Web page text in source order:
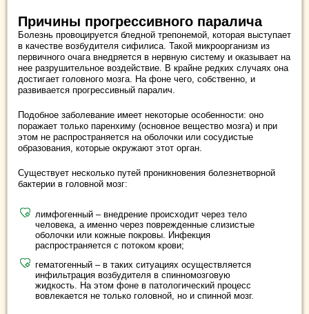
Причины прогрессивного паралича
Болезнь провоцируется бледной трепонемой, которая выступает
в качестве возбудителя сифилиса. Такой микроорганизм из
первичного очага внедряется в нервную систему и оказывает на
нее разрушительное воздействие. В крайне редких случаях она
достигает головного мозга. На фоне чего, собственно, и
развивается прогрессивный паралич.
Подобное заболевание имеет некоторые особенности: оно
поражает только паренхиму (основное вещество мозга) и при
этом не распространяется на оболочки или сосудистые
образования, которые окружают этот орган.
Существует несколько путей проникновения болезнетворной
бактерии в головной мозг:
лимфогенный – внедрение происходит через тело
человека, а именно через поврежденные слизистые
оболочки или кожные покровы. Инфекция
распространяется с потоком крови;
гематогенный – в таких ситуациях осуществляется
инфильтрация возбудителя в спинномозговую
жидкость. На этом фоне в патологический процесс
вовлекается не только головной, но и спинной мозг.